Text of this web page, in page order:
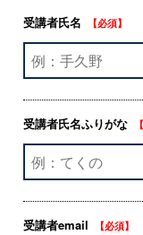
受講者氏名 【必須】
受講者氏名ふりがな
受講者email 【必須】